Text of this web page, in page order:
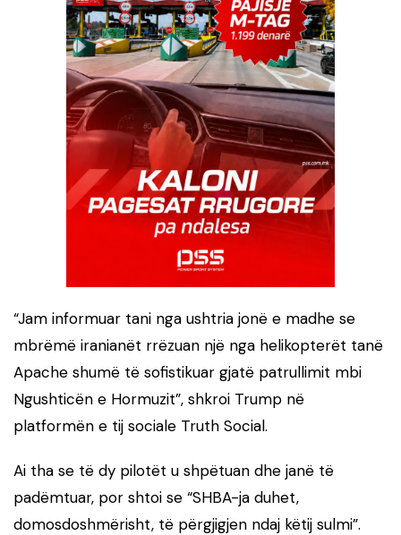
“Jam informuar tani nga ushtria jonë e madhe se
mbrëmë iranianët rrëzuan një nga helikopterët tanë
Apache shumë të sofistikuar gjatë patrullimit mbi
Ngushticën e Hormuzit”, shkroi Trump në
platformën e tij sociale Truth Social.
Ai tha se të dy pilotët u shpëtuan dhe janë të
padëmtuar, por shtoi se “SHBA-ja duhet,
domosdoshmërisht, të përgjigjen ndaj këtij sulmi”.